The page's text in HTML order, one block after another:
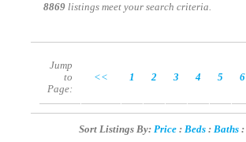
8869listings meet your search criteria.
Jump
to
Page:
<< 1 2 3 4 5 6
Sort Listings By: Price : Beds : Baths :